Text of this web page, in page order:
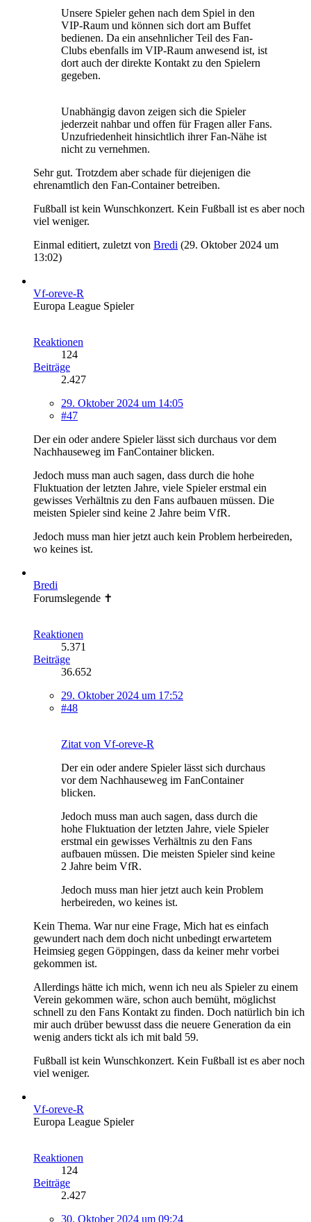
Unsere Spieler gehen nach dem Spiel in den
VIP-Raum und können sich dort am Buffet
bedienen. Da ein ansehnlicher Teil des Fan-
Clubs ebenfalls im VIP-Raum anwesend ist, ist
dort auch der direkte Kontakt zu den Spielern
gegeben.
Unabhängig davon zeigen sich die Spieler
jederzeit nahbar und offen für Fragen aller Fans.
Unzufriedenheit hinsichtlich ihrer Fan-Nähe ist
nicht zu vernehmen.
Sehr gut. Trotzdem aber schade für diejenigen die
ehrenamtlich den Fan-Container betreiben.
Fußball ist kein Wunschkonzert. Kein Fußball ist es aber noch
viel weniger.
Einmal editiert, zuletzt von Bredi (29. Oktober 2024 um
13:02)
Vf-oreve-R
Europa League Spieler
Reaktionen
124
Beiträge
2.427
29. Oktober 2024 um 14:05
#47
Der ein oder andere Spieler lässt sich durchaus vor dem
Nachhauseweg im FanContainer blicken.
Jedoch muss man auch sagen, dass durch die hohe
Fluktuation der letzten Jahre, viele Spieler erstmal ein
gewisses Verhältnis zu den Fans aufbauen müssen. Die
meisten Spieler sind keine 2 Jahre beim VfR.
Jedoch muss man hier jetzt auch kein Problem herbeireden,
wo keines ist.
Bredi
Forumslegende ✝
Reaktionen
5.371
Beiträge
36.652
29. Oktober 2024 um 17:52
#48
Zitat von Vf-oreve-R
Der ein oder andere Spieler lässt sich durchaus
vor dem Nachhauseweg im FanContainer
blicken.
Jedoch muss man auch sagen, dass durch die
hohe Fluktuation der letzten Jahre, viele Spieler
erstmal ein gewisses Verhältnis zu den Fans
aufbauen müssen. Die meisten Spieler sind keine
2 Jahre beim VfR.
Jedoch muss man hier jetzt auch kein Problem
herbeireden, wo keines ist.
Kein Thema. War nur eine Frage, Mich hat es einfach
gewundert nach dem doch nicht unbedingt erwartetem
Heimsieg gegen Göppingen, dass da keiner mehr vorbei
gekommen ist.
Allerdings hätte ich mich, wenn ich neu als Spieler zu einem
Verein gekommen wäre, schon auch bemüht, möglichst
schnell zu den Fans Kontakt zu finden. Doch natürlich bin ich
mir auch drüber bewusst dass die neuere Generation da ein
wenig anders tickt als ich mit bald 59.
Fußball ist kein Wunschkonzert. Kein Fußball ist es aber noch
viel weniger.
Vf-oreve-R
Europa League Spieler
Reaktionen
124
Beiträge
2.427
30. Oktober 2024 um 09:24